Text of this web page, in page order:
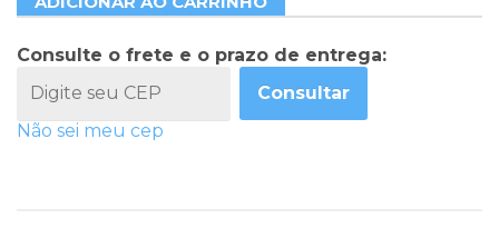
Consulte o frete e o prazo de entrega:
Consultar
Não sei meu cep